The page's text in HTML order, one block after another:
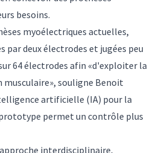
besoins.
myoélectriques actuelles,
deux électrodes et jugées peu
64 électrodes afin «d'exploiter la
souligne Benoit
artificielle (IA) pour la
permet un contrôle plus
interdisciplinaire,